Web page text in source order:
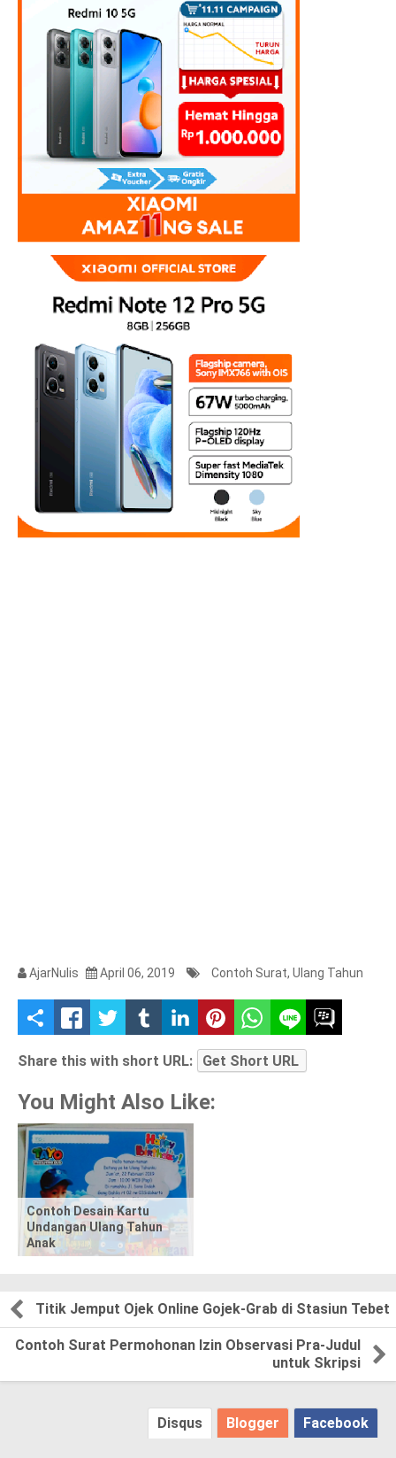
AjarNulis April 06, 2019 Contoh Surat, Ulang Tahun
S
h
r
e
t
h
s
Share this with short URL: Get Short URL
You Might Also Like:
Contoh Desain Kartu
Undangan Ulang Tahun
Anak
Titik Jemput Ojek Online Gojek-Grab di Stasiun Tebet
Contoh Surat Permohonan Izin Observasi Pra-Judul
untuk Skripsi
Facebook
Blogger
Disqus